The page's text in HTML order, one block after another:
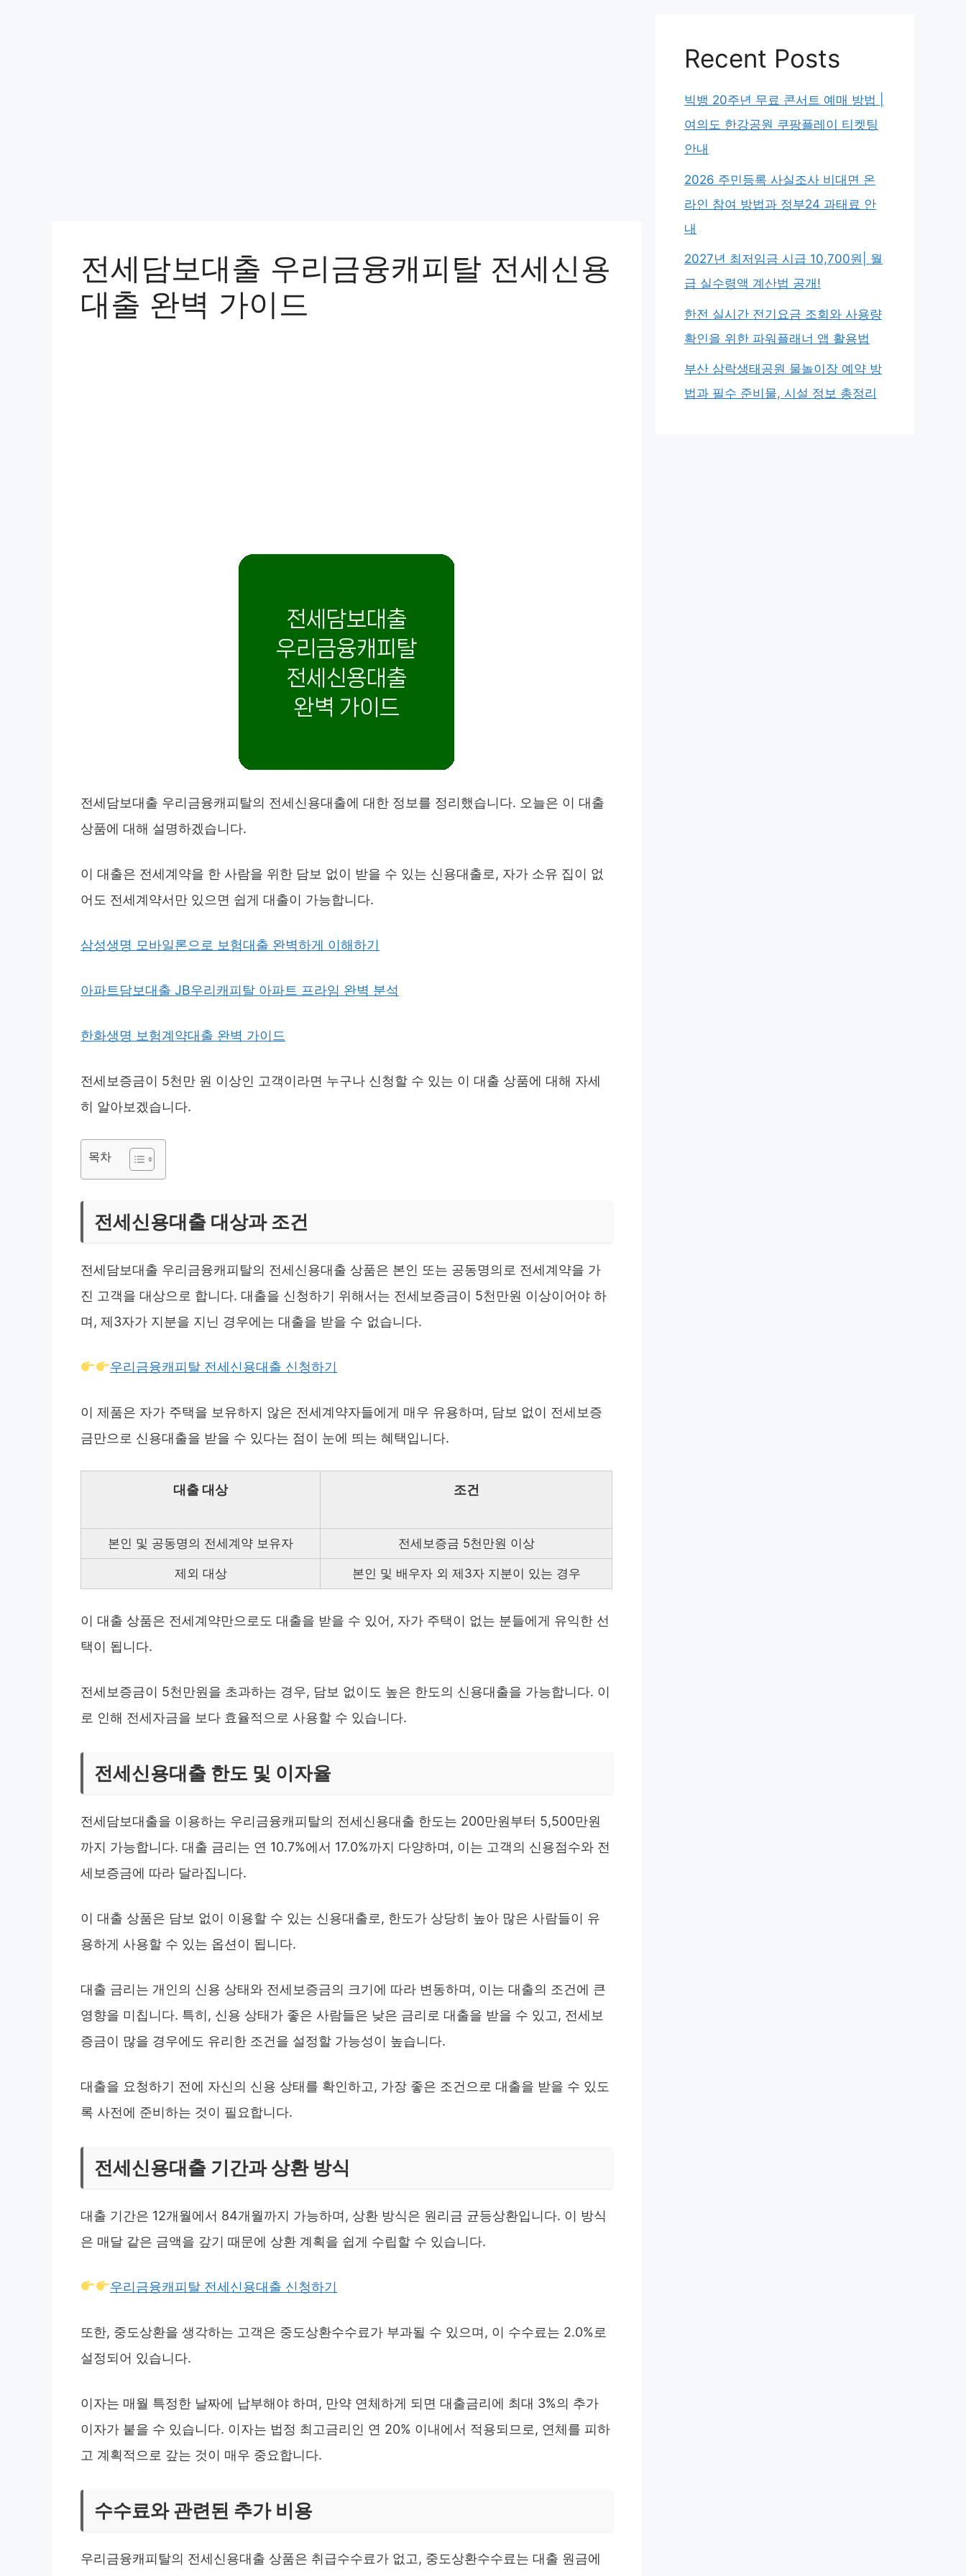
전세담보대출 우리금융캐피탈 전세신용
대출 완벽 가이드
전세담보대출 우리금융캐피탈의 전세신용대출에 대한 정보를 정리했습니다. 오늘은 이 대출
상품에 대해 설명하겠습니다.
이 대출은 전세계약을 한 사람을 위한 담보 없이 받을 수 있는 신용대출로, 자가 소유 집이 없
어도 전세계약서만 있으면 쉽게 대출이 가능합니다.
삼성생명 모바일론으로 보험대출 완벽하게 이해하기
아파트담보대출 JB우리캐피탈 아파트 프라임 완벽 분석
한화생명 보험계약대출 완벽 가이드
전세보증금이 5천만 원 이상인 고객이라면 누구나 신청할 수 있는 이 대출 상품에 대해 자세
히 알아보겠습니다.
목차
전세신용대출 대상과 조건
전세담보대출 우리금융캐피탈의 전세신용대출 상품은 본인 또는 공동명의로 전세계약을 가
진 고객을 대상으로 합니다. 대출을 신청하기 위해서는 전세보증금이 5천만원 이상이어야 하
며, 제3자가 지분을 지닌 경우에는 대출을 받을 수 없습니다.
우리금융캐피탈 전세신용대출 신청하기
이 제품은 자가 주택을 보유하지 않은 전세계약자들에게 매우 유용하며, 담보 없이 전세보증
금만으로 신용대출을 받을 수 있다는 점이 눈에 띄는 혜택입니다.
대출 대상 조건
본인 및 공동명의 전세계약 보유자 전세보증금 5천만원 이상
제외 대상 본인 및 배우자 외 제3자 지분이 있는 경우
이 대출 상품은 전세계약만으로도 대출을 받을 수 있어, 자가 주택이 없는 분들에게 유익한 선
택이 됩니다.
전세보증금이 5천만원을 초과하는 경우, 담보 없이도 높은 한도의 신용대출을 가능합니다. 이
로 인해 전세자금을 보다 효율적으로 사용할 수 있습니다.
전세신용대출 한도 및 이자율
전세담보대출을 이용하는 우리금융캐피탈의 전세신용대출 한도는 200만원부터 5,500만원
까지 가능합니다. 대출 금리는 연 10.7%에서 17.0%까지 다양하며, 이는 고객의 신용점수와 전
세보증금에 따라 달라집니다.
이 대출 상품은 담보 없이 이용할 수 있는 신용대출로, 한도가 상당히 높아 많은 사람들이 유
용하게 사용할 수 있는 옵션이 됩니다.
대출 금리는 개인의 신용 상태와 전세보증금의 크기에 따라 변동하며, 이는 대출의 조건에 큰
영향을 미칩니다. 특히, 신용 상태가 좋은 사람들은 낮은 금리로 대출을 받을 수 있고, 전세보
증금이 많을 경우에도 유리한 조건을 설정할 가능성이 높습니다.
대출을 요청하기 전에 자신의 신용 상태를 확인하고, 가장 좋은 조건으로 대출을 받을 수 있도
록 사전에 준비하는 것이 필요합니다.
전세신용대출 기간과 상환 방식
대출 기간은 12개월에서 84개월까지 가능하며, 상환 방식은 원리금 균등상환입니다. 이 방식
은 매달 같은 금액을 갚기 때문에 상환 계획을 쉽게 수립할 수 있습니다.
우리금융캐피탈 전세신용대출 신청하기
또한, 중도상환을 생각하는 고객은 중도상환수수료가 부과될 수 있으며, 이 수수료는 2.0%로
설정되어 있습니다.
이자는 매월 특정한 날짜에 납부해야 하며, 만약 연체하게 되면 대출금리에 최대 3%의 추가
이자가 붙을 수 있습니다. 이자는 법정 최고금리인 연 20% 이내에서 적용되므로, 연체를 피하
고 계획적으로 갚는 것이 매우 중요합니다.
수수료와 관련된 추가 비용
우리금융캐피탈의 전세신용대출 상품은 취급수수료가 없고, 중도상환수수료는 대출 원금에
Recent Posts
빅뱅 20주년 무료 콘서트 예매 방법 |
여의도 한강공원 쿠팡플레이 티켓팅
안내
2026 주민등록 사실조사 비대면 온
라인 참여 방법과 정부24 과태료 안
내
2027년 최저임금 시급 10,700원| 월
급 실수령액 계산법 공개!
한전 실시간 전기요금 조회와 사용량
확인을 위한 파워플래너 앱 활용법
부산 삼락생태공원 물놀이장 예약 방
법과 필수 준비물, 시설 정보 총정리